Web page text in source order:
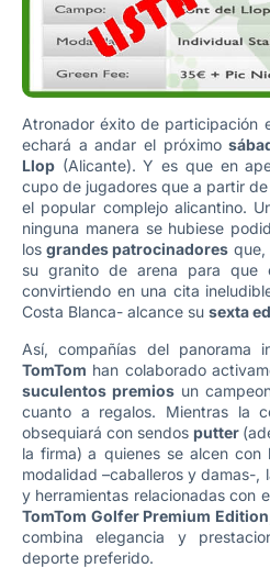
Atronador éxito de participación
echará a andar el próximo
Llop (Alicante). Y es que en
cupo de jugadores que a partir
el popular complejo alicantino.
ninguna manera se hubiese
los grandes patrocinadores que,
su granito de arena para que
convirtiendo en una cita
Costa Blanca- alcance su sexta
Así, compañías del panorama
TomTom han colaborado
suculentos premiosun
cuanto a regalos. Mientras la
obsequiará con sendos putter
la firma) a quienes se alcen con
modalidad –caballeros y damas-,
y herramientas relacionadas con
TomTom Golfer Premium Edition
combina elegancia y
deporte preferido.